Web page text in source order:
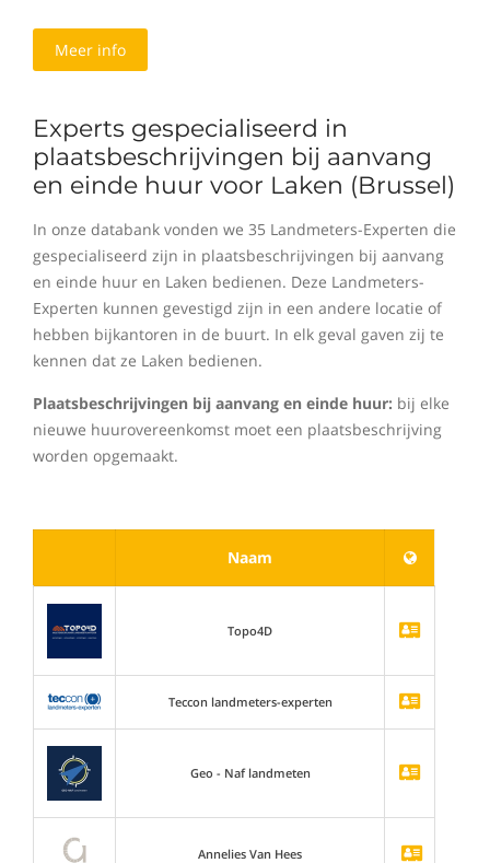
Meer info
Experts gespecialiseerd in
plaatsbeschrijvingen bij aanvang
en einde huur voor Laken (Brussel)
In onze databank vonden we 35 Landmeters-Experten die
gespecialiseerd zijn in plaatsbeschrijvingen bij aanvang
en einde huur en Laken bedienen. Deze Landmeters-
Experten kunnen gevestigd zijn in een andere locatie of
hebben bijkantoren in de buurt. In elk geval gaven zij te
kennen dat ze Laken bedienen.
Plaatsbeschrijvingen bij aanvang en einde huur: bij elke
nieuwe huurovereenkomst moet een plaatsbeschrijving
worden opgemaakt.
Naam
Topo4D
Teccon landmeters-experten
Geo - Naf landmeten
Annelies Van Hees